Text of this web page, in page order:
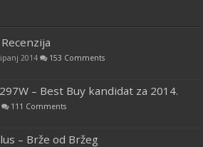
2014 153 Comments
– Best Buy kandidat za 2014.
111 Comments
– Brže od Bržeg